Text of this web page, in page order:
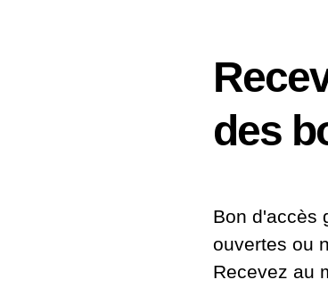
des
Bon d'accès
ouvertes ou
Recevez au